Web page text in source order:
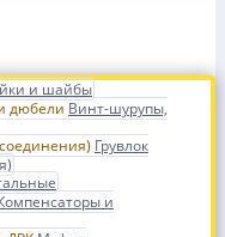
и шайбы
Винт-шурупы,
Грувлок
и